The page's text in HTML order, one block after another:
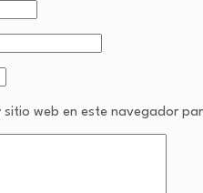
web en este navegador